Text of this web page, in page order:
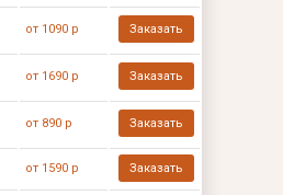
от 1090 р Заказать
от 1690 р Заказать
от 890 р Заказать
от 1590 р Заказать